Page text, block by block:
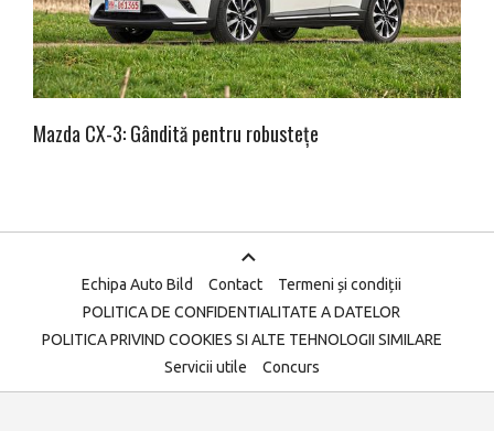
Mazda CX-3: Gândită pentru robustețe
Echipa Auto Bild Contact
Termeni și condiții
POLITICA DE CONFIDENTIALITATE A DATELOR
POLITICA PRIVIND COOKIES SI ALTE TEHNOLOGII SIMILARE
Servicii utile
Concurs